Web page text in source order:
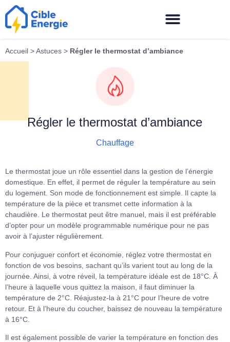
Accueil >Astuces > Régler le thermostat d’ambiance
Régler le thermostat d’ambiance
Chauffage
Le thermostat joue un rôle essentiel dans la gestion de l’énergie
domestique. En effet, il permet de réguler la température au sein
du logement. Son mode de fonctionnement est simple. Il capte la
température de la pièce et transmet cette information à la
chaudière. Le thermostat peut être manuel, mais il est préférable
d’opter pour un modèle programmable numérique pour ne pas
avoir à l’ajuster régulièrement.
Pour conjuguer confort et économie, réglez votre thermostat en
fonction de vos besoins, sachant qu’ils varient tout au long de la
journée. Ainsi, à votre réveil, la température idéale est de 18°C. À
l’heure à laquelle vous quittez la maison, il faut diminuer la
température de 2°C. Réajustez-la à 21°C pour l’heure de votre
retour. Et à l’heure du coucher, baissez de nouveau la température
à 16°C.
Il est également possible de varier la température en fonction des